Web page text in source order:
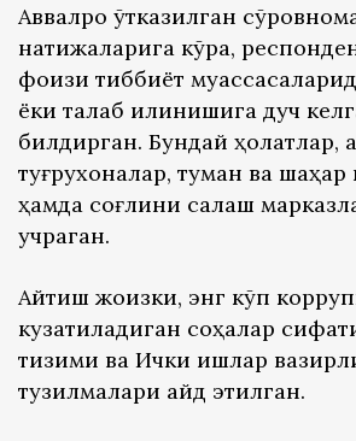
Аввалроқ ўтказилган
натижаларига кўра,
фоизи тиббиёт
ёки талаб қилинишига дуч
билдирган. Бундай ҳолатлар,
туғруқхоналар, туман ва
ҳамда соғлиқни сақлаш
учраган.
Айтиш жоизки, энг кўп
кузатиладиган соҳалар
тизими ва Ички ишлар
тузилмалари қайд этилган.